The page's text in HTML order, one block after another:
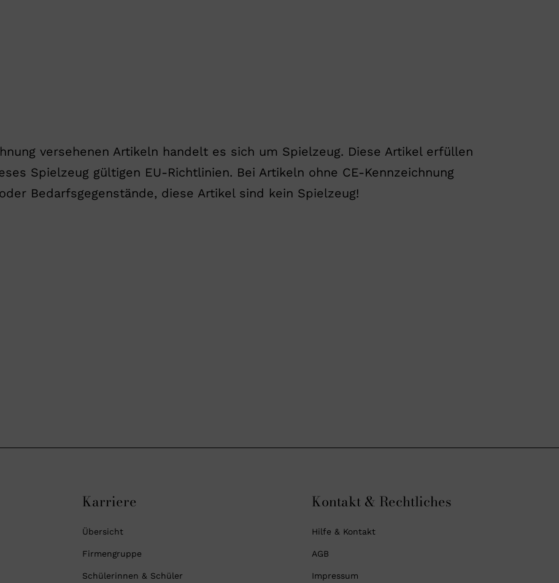
versehenen Artikeln handelt es sich um Spielzeug. Diese Artikel erfüllen
Spielzeug gültigen EU-Richtlinien. Bei Artikeln ohne CE-Kennzeichnung
Bedarfsgegenstände, diese Artikel sind kein Spielzeug!
Karriere
Übersicht
Firmengruppe
Schülerinnen & Schüler
Kontakt & Rechtliches
Hilfe & Kontakt
AGB
Impressum